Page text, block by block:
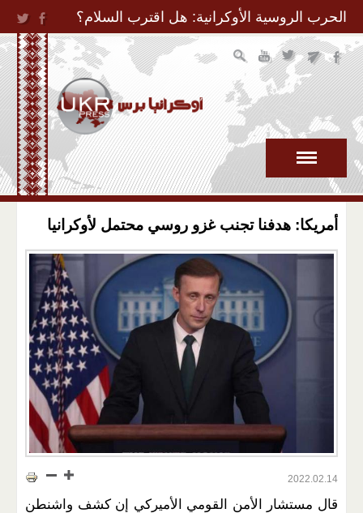
Jump to Navigation
الحرب الروسية الأوكرانية: هل اقترب السلام؟
أمريكا: هدفنا تجنب غزو روسي محتمل لأوكرانيا
2022.02.14
قال مستشار الأمن القومي الأميركي إن كشف واشنطن